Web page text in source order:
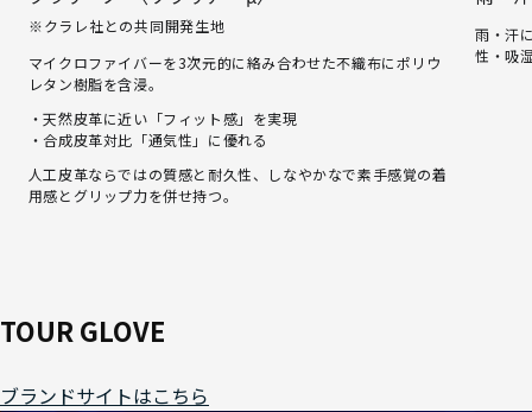
※クラレ社との共同開発生地
マイクロファイバーを3次元的に絡み合わせた不織布にポリウ
レタン樹脂を含浸。
・天然皮革に近い「フィット感」を実現
・合成皮革対比「通気性」に優れる
人工皮革ならではの質感と耐久性、しなやかなで素手感覚の着
用感とグリップ力を併せ持つ。
雨・汗
性・吸
TOUR GLOVE
ブランドサイトはこちら